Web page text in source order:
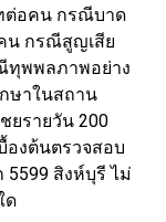
ต่อคน กรณีบาด
น กรณีสูญเสีย
ทุพพลภาพอย่าง
ษาในสถาน
ยรายวัน 200
องต้นตรวจสอบ
สิงห์บุรี ไม่
ด